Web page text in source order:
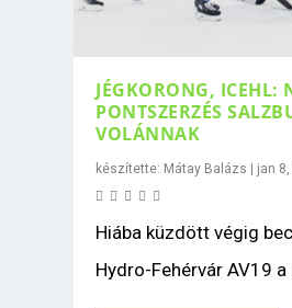
JÉGKORONG, ICEHL:
PONTSZERZÉS
VOLÁNNAK
készítette: Mátay Balázs jan
Hiába küzdött végig
Hydro-Fehérvár AV19 a